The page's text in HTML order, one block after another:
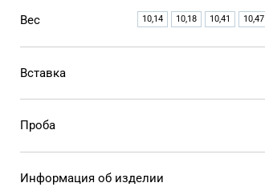
Вес 10,14 10,18 10,41 10,47
Вставка
Проба
Информация об изделии